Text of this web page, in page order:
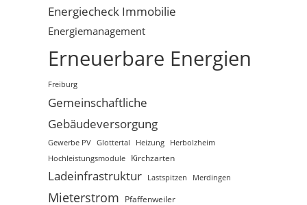
Energiecheck Immobilie
Energiemanagement
Erneuerbare Energien
Freiburg
Gemeinschaftliche
Gebäudeversorgung
Gewerbe PV Glottertal Heizung Herbolzheim
Hochleistungsmodule Kirchzarten
Ladeinfrastruktur Lastspitzen Merdingen
Mieterstrom Pfaffenweiler